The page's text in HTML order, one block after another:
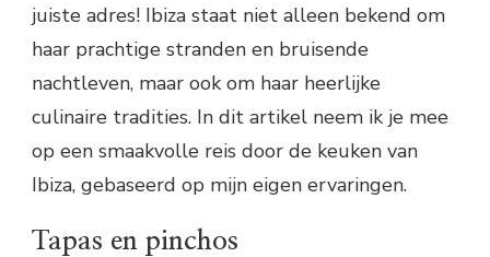
juiste adres! Ibiza staat niet alleen bekend om
haar prachtige stranden en bruisende
nachtleven, maar ook om haar heerlijke
culinaire tradities. In dit artikel neem ik je mee
op een smaakvolle reis door de keuken van
Ibiza, gebaseerd op mijn eigen ervaringen.
Tapas en pinchos